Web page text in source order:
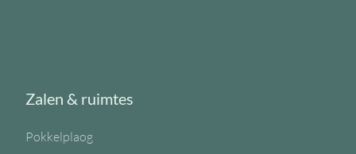
Zalen & ruimtes
Pokkelplaog